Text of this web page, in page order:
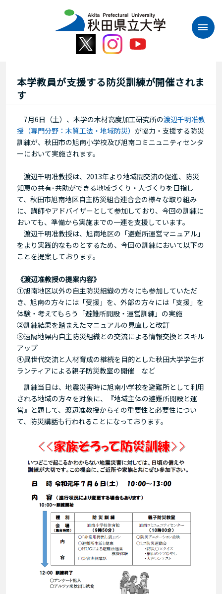
本学教員が支援する防災訓練が開催されま
す
7月6日（土）、本学の木材高度加工研究所の渡辺千明准教
授（専門分野：木質工法・地域防災） が協力・支援する防災
訓練が、秋田市の旭南小学校及び旭南コミニュニティセンタ
ーにおいて実施されます。
渡辺千明准教授は、2013年より地域間交流の促進、防災
知恵の共有･共助ができる地域づくり・人づくりを目指し
て、秋田市旭南地区自主防災組合連合会の様々な取り組み
に、講師やアドバイザーとして参加しており、今回の訓練に
おいても、準備から実施までの一連を支援しています。
渡辺千明准教授は、旭南地区の「避難所運営マニュアル」
をより実践的なものとするため、今回の訓練において以下の
ことを提案しております。
《渡辺准教授の提案内容》
①旭南地区以外の自主防災組織の方々にも参加していただ
き、旭南の方々には「受援」を、外部の方々には「支援」を
体験・考えてもらう「避難所開設・運営訓練」の実施
②訓練結果を踏まえたマニュアルの見直しと改訂
③遠隔地県内自主防災組織との交流による情報交換とスキル
アップ
④異世代交流と人材育成の継続を目的とした秋田大学学生ボ
ランティアによる親子防災教室の開催 など
訓練当日は、地震災害時に旭南小学校を避難所として利用
される地域の方々を対象に、『地域主体の避難所開設と運
営』と題して、渡辺准教授からその重要性と必要性につい
て、防災講話も行われることになっております。